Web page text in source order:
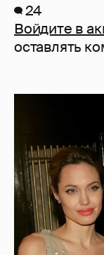
24
Войдите в
оставлять